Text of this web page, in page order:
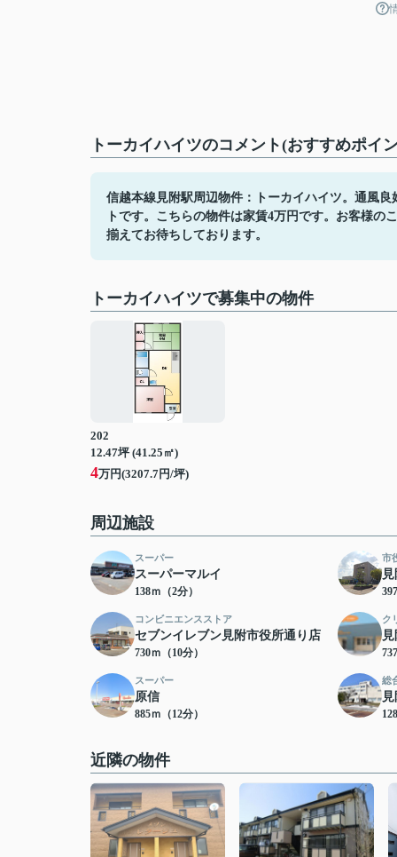
トーカイハイツのコメント(おすすめポイ
信越本線見附駅周辺物件：トーカイハイツ。通風
トです。こちらの物件は家賃4万円です。お客様
揃えてお待ちしております。
トーカイハイツで募集中の物件
202
12.47坪 (41.25㎡)
4万円(3207.7円/坪)
周辺施設
スーパー
スーパーマルイ
138ｍ（2分）
市
コンビニエンスストア
セブンイレブン見附市役所通り店
730ｍ（10分）
ク
スーパー
原信
885ｍ（12分）
総
近隣の物件